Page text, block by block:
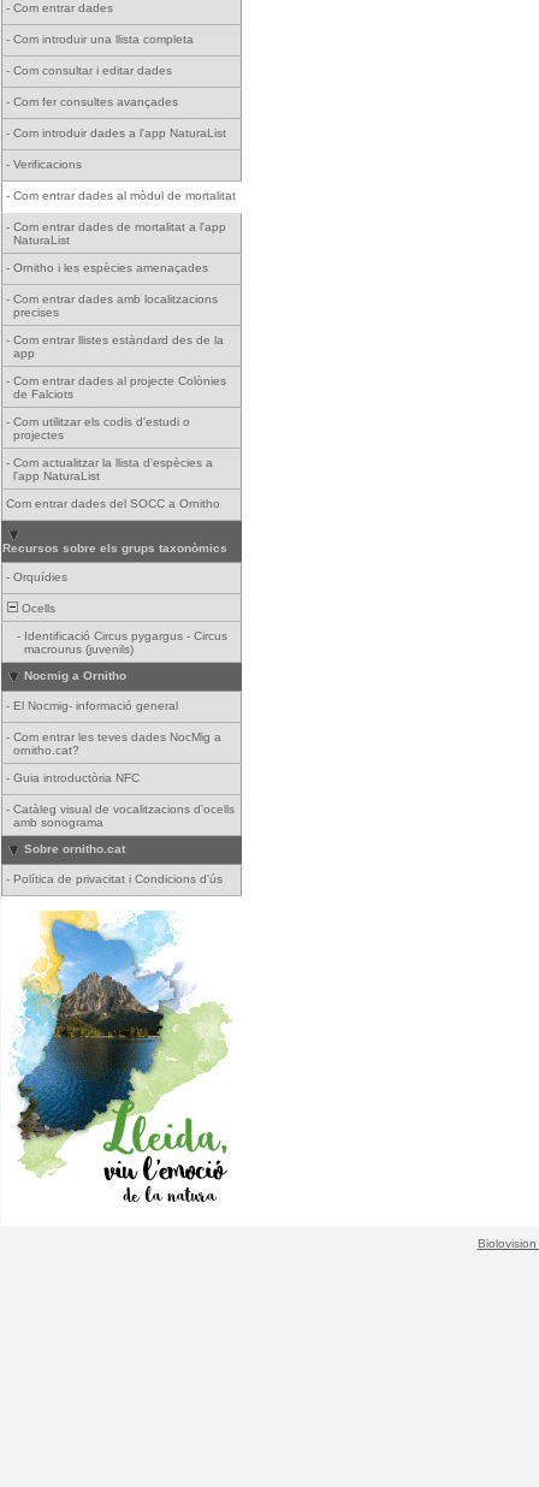
- Com entrar dades
- Com introduir una llista completa
- Com consultar i editar dades
- Com fer consultes avançades
- Com introduir dades a l'app NaturaList
- Verificacions
- Com entrar dades al mòdul de mortalitat
- Com entrar dades de mortalitat a l'app
NaturaList
- Ornitho i les espècies amenaçades
- Com entrar dades amb localitzacions
precises
- Com entrar llistes estàndard des de la
app
- Com entrar dades al projecte Colònies
de Falciots
- Com utilitzar els codis d'estudi o
projectes
- Com actualitzar la llista d'espècies a
l'app NaturaList
Com entrar dades del SOCC a Ornitho
Recursos sobre els grups taxonòmics
- Orquídies
Ocells
- Identificació Circus pygargus - Circus
macrourus (juvenils)
Nocmig a Ornitho
- El Nocmig- informació general
- Com entrar les teves dades NocMig a
ornitho.cat?
- Guia introductòria NFC
- Catàleg visual de vocalitzacions d'ocells
amb sonograma
Sobre ornitho.cat
- Política de privacitat i Condicions d'ús
Biolovision